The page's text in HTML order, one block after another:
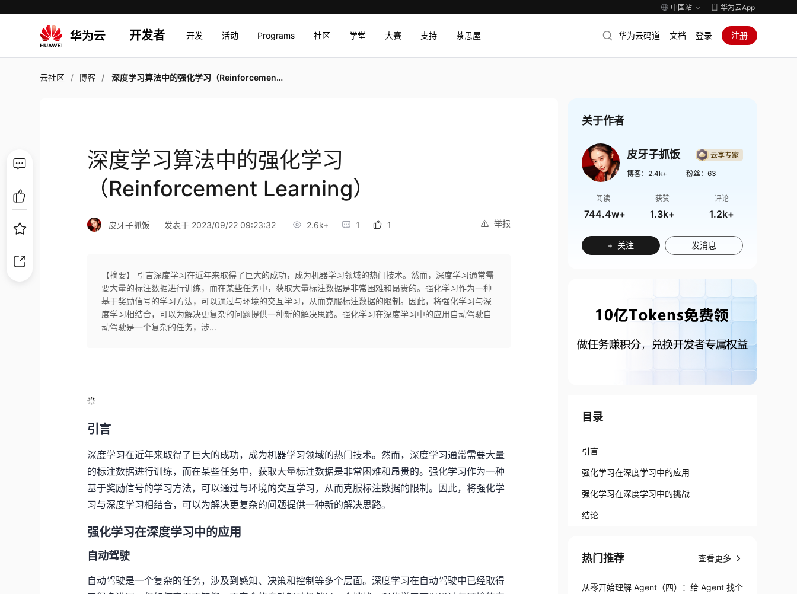
中国站 华为云App
开发者 开发 活动 Programs 社区 学堂 大赛 支持 茶思屋 华为云码道 文档 登录 注册
云社区 博客 深度学习算法中的强化学习（Reinforcement Learning）
深度学习算法中的强化学习
（Reinforcement Learning）
举报
皮牙子抓饭 发表于 2023/09/22 09:23:32 2.6k+ 1 1
【摘要】 引言深度学习在近年来取得了巨大的成功，成为机器学习领域的热门技术。然而，深度学习通常需
要大量的标注数据进行训练，而在某些任务中，获取大量标注数据是非常困难和昂贵的。强化学习作为一种
基于奖励信号的学习方法，可以通过与环境的交互学习，从而克服标注数据的限制。因此，将强化学习与深
度学习相结合，可以为解决更复杂的问题提供一种新的解决思路。强化学习在深度学习中的应用自动驾驶自
动驾驶是一个复杂的任务，涉...
引言
深度学习在近年来取得了巨大的成功，成为机器学习领域的热门技术。然而，深度学习通常需要大量
的标注数据进行训练，而在某些任务中，获取大量标注数据是非常困难和昂贵的。强化学习作为一种
基于奖励信号的学习方法，可以通过与环境的交互学习，从而克服标注数据的限制。因此，将强化学
习与深度学习相结合，可以为解决更复杂的问题提供一种新的解决思路。
强化学习在深度学习中的应用
自动驾驶
自动驾驶是一个复杂的任务，涉及到感知、决策和控制等多个层面。深度学习在自动驾驶中已经取得
关于作者
皮牙子抓饭
博客： 2.4k+ 粉丝： 63
阅读
744.4w+
获赞
1.3k+
评论
1.2k+
+ 关注 发消息
目录
引言
强化学习在深度学习中的应用
强化学习在深度学习中的挑战
结论
热门推荐 查看更多
从零开始理解 Agent（四）：给 Agent 找个